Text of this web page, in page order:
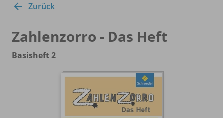
Zurück
Zahlenzorro - Das Heft
Basisheft 2